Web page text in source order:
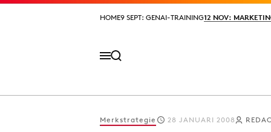
HOME9 SEPT: GENAI-TRAINING12 NOV:
HOME9 SEPT: GENAI-TRAINING12 NOV:
Merkstrategie 28 JANUARI 2008